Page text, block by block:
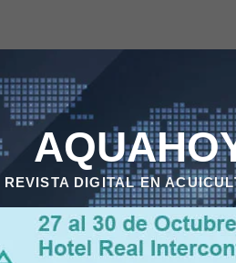
REVISTA DIGITAL EN